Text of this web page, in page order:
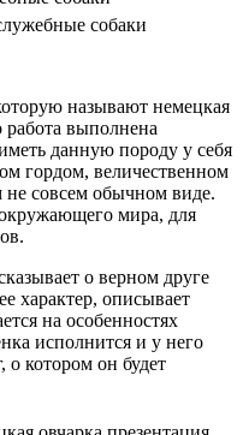
называют немецкая
работа выполнена
данную породу у себя
гордом, величественном
не совсем обычном виде.
мира, для
о верном друге
характер, описывает
на особенностях
исполнится и у него
о котором он будет